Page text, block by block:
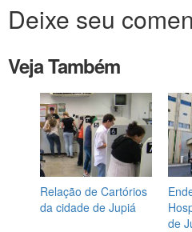
Deixe seu
Veja Também
Relação de Cartórios
da cidade de Jupiá
de